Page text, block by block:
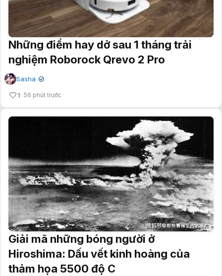
Những điểm hay dở sau 1 tháng trải
nghiệm Roborock Qrevo 2 Pro
Sasha ✔
1 56 phút trước
Giải mã những bóng người ở
Hiroshima: Dấu vết kinh hoàng của
thảm họa 5500 độ C